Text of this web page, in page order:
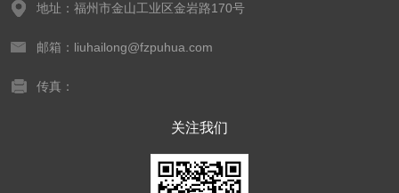
地址：福州市金山工业区金岩路170号
邮箱：liuhailong@fzpuhua.com
传真：
关注我们